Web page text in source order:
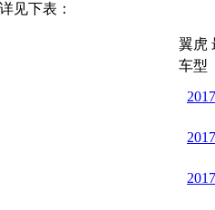
见下表：
翼虎
车型